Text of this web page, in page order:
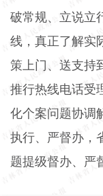
破常规、立说立
线，真正了解实
策上门、送支持
推行热线电话受
化个案问题协调
执行、严督办，
题提级督办、严